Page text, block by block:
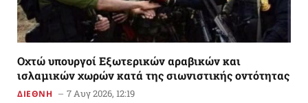
Οχτώ υπουργοί Εξωτερικών αραβικών και
ισλαμικών χωρών κατά της σιωνιστικής οντότητας
ΔΙΕΘΝΗ 7 Αυγ 2026, 12:19